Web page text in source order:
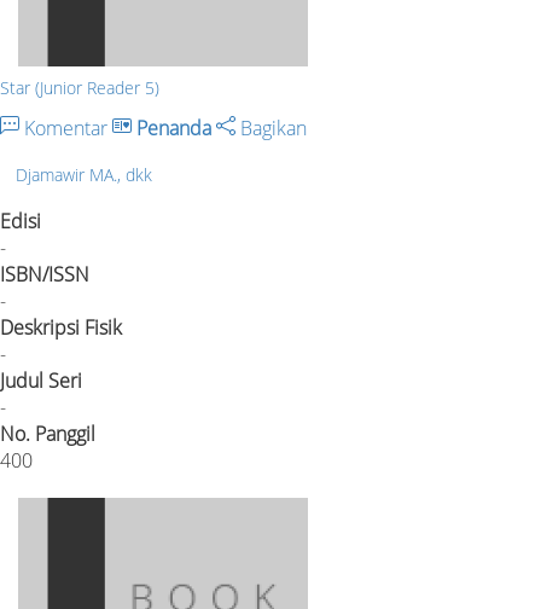
Star (Junior Reader 5)
Komentar Penanda Bagikan
Djamawir MA., dkk
Edisi
-
ISBN/ISSN
-
Deskripsi Fisik
-
Judul Seri
-
No. Panggil
400